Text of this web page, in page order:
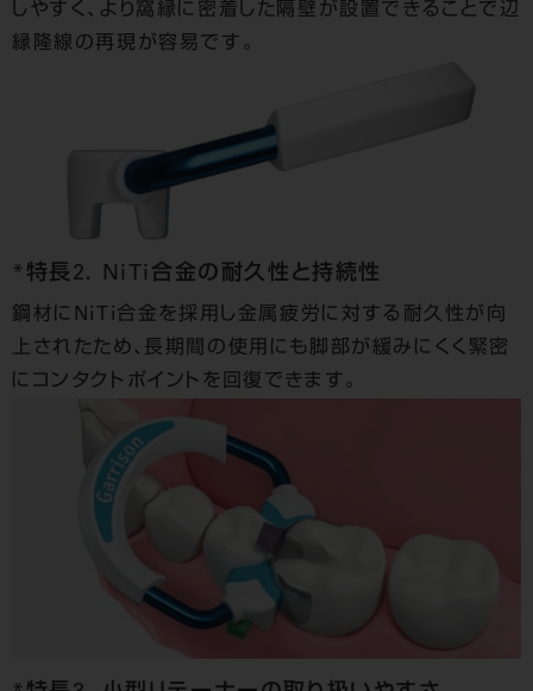
しやすく、より窩縁に密着した隔壁が設置できることで辺
縁隆線の再現が容易です。
*特長2． NiTi合金の耐久性と持続性
鋼材にNiTi合金を採用し金属疲労に対する耐久性が向
上されたため、長期間の使用にも脚部が緩みにくく緊密
にコンタクトポイントを回復できます。